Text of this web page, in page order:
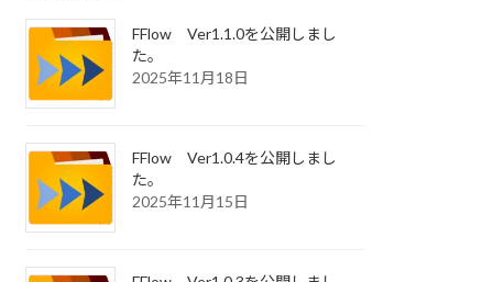
FFlow Ver1.1.0を公開しまし
た。
2025年11月18日
FFlow Ver1.0.4を公開しまし
た。
2025年11月15日